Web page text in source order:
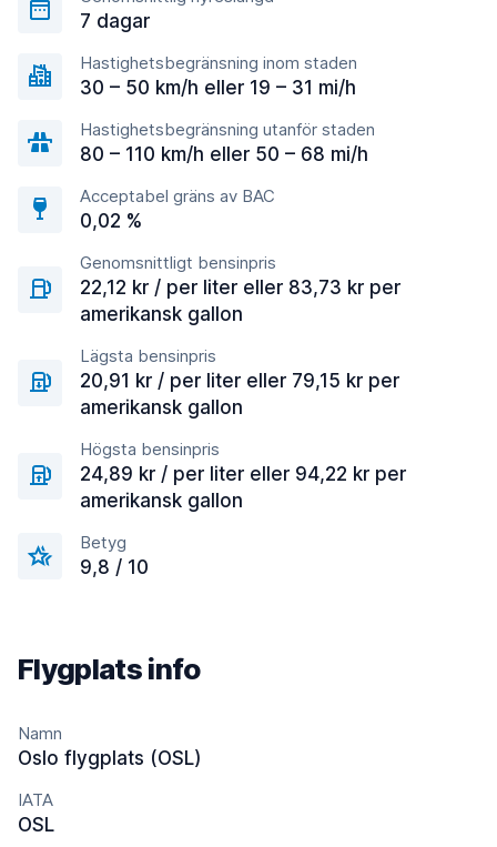
7 dagar
Hastighetsbegränsning inom staden
30 – 50 km/h eller 19 – 31 mi/h
Hastighetsbegränsning utanför staden
80 – 110 km/h eller 50 – 68 mi/h
Acceptabel gräns av BAC
0,02 %
Genomsnittligt bensinpris
22,12 kr / per liter eller 83,73 kr per
amerikansk gallon
Lägsta bensinpris
20,91 kr / per liter eller 79,15 kr per
amerikansk gallon
Högsta bensinpris
24,89 kr / per liter eller 94,22 kr per
amerikansk gallon
Betyg
9,8 / 10
Flygplats info
Namn
Oslo flygplats (OSL)
IATA
OSL